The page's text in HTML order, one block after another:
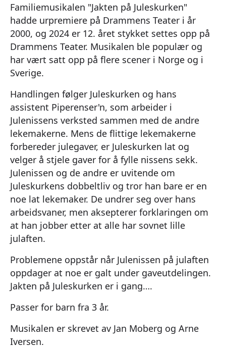
Familiemusikalen "Jakten på Juleskurken"
hadde urpremiere på Drammens Teater i år
2000, og 2024 er 12. året stykket settes opp på
Drammens Teater. Musikalen ble populær og
har vært satt opp på flere scener i Norge og i
Sverige.
Handlingen følger Juleskurken og hans
assistent Piperenser'n, som arbeider i
Julenissens verksted sammen med de andre
lekemakerne. Mens de flittige lekemakerne
forbereder julegaver, er Juleskurken lat og
velger å stjele gaver for å fylle nissens sekk.
Julenissen og de andre er uvitende om
Juleskurkens dobbeltliv og tror han bare er en
noe lat lekemaker. De undrer seg over hans
arbeidsvaner, men aksepterer forklaringen om
at han jobber etter at alle har sovnet lille
julaften.
Problemene oppstår når Julenissen på julaften
oppdager at noe er galt under gaveutdelingen.
Jakten på Juleskurken er i gang….
Passer for barn fra 3 år.
Musikalen er skrevet av Jan Moberg og Arne
Iversen.